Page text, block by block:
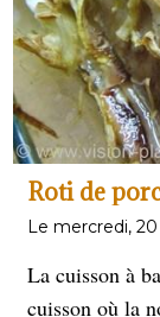
oignons, les
bouillons de
magasin ou
frais. Pour
vous-même le
Roti de
Le mercredi,
La cuisson à
cuisson où la